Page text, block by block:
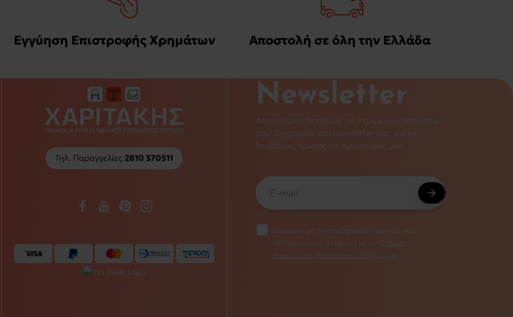
Εγγύηση Επιστροφής Χρημάτων Αποστολή σε όλη την Ελλάδα
Τηλ. Παραγγελίες 2810 370511
Newsletter
Απρόσμενες εκπλήξεις σε περιμένουν στο email
σου! Εγγράψου στο newsletter μας για να
λαμβάνεις πρώτος τις προσφορές μας.
Συμφωνώ με την επεξεργασία προσωπικών
δεδομένων μου σύμφωνα με την
δήλωση
προστασίας προσωπικών δεδομένων